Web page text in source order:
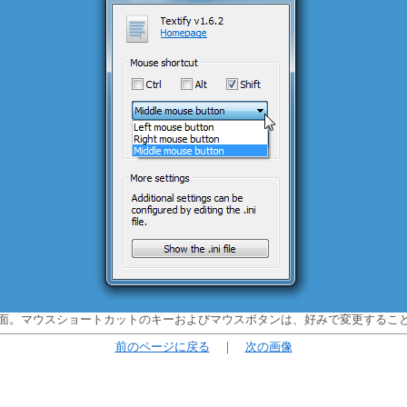
。マウスショートカットのキーおよびマウスボタンは、好みで変更するこ
前のページに戻る ｜ 次の画像